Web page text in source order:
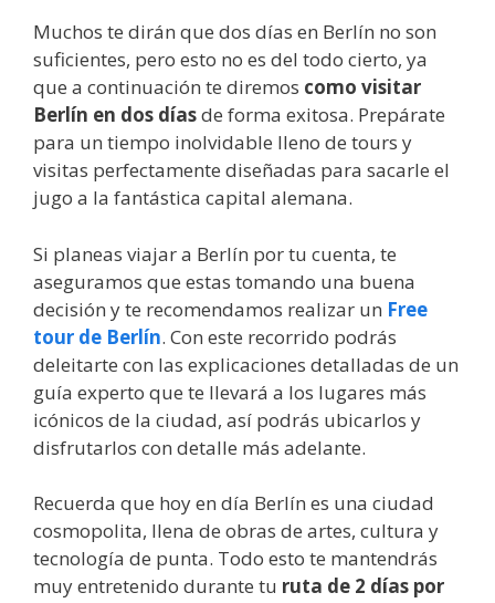
Muchos te dirán que dos días en Berlín no son
suficientes, pero esto no es del todo cierto, ya
que a continuación te diremos como visitar
Berlín en dos díasde forma exitosa. Prepárate
para un tiempo inolvidable lleno de tours y
visitas perfectamente diseñadas para sacarle el
jugo a la fantástica capital alemana.
Si planeas viajar a Berlín por tu cuenta, te
aseguramos que estas tomando una buena
decisión y te recomendamos realizar un Free
tour de Berlín. Con este recorrido podrás
deleitarte con las explicaciones detalladas de un
guía experto que te llevará a los lugares más
icónicos de la ciudad, así podrás ubicarlos y
disfrutarlos con detalle más adelante.
Recuerda que hoy en día Berlín es una ciudad
cosmopolita, llena de obras de artes, cultura y
tecnología de punta. Todo esto te mantendrás
muy entretenido durante tu ruta de 2 días por